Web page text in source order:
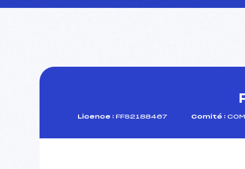
Licence : FFS2188467 Comité :